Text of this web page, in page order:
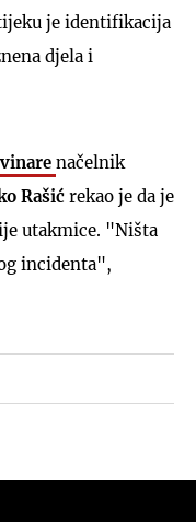
je identifikacija
djela i
načelnik
Rašić rekao je da je
utakmice. "Ništa
incidenta",